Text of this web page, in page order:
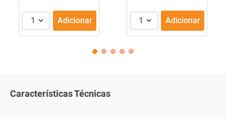
1 Adicionar 1 Adicionar
Características Técnicas